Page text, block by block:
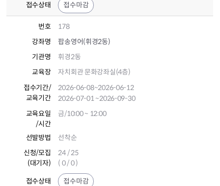
접수상태 접수마감
번호
178
강좌명
팝송영어(휘경2동)
기관명
휘경2동
교육장
자치회관 문화강좌실(4층)
접수기간/
교육기간
2026-06-08~2026-06-12
2026-07-01~2026-09-30
교육요일
/시간
금/10:00 ~ 12:00
선발방법
선착순
신청/모집
(대기자)
24 / 25
( 0 / 0 )
접수상태 접수마감